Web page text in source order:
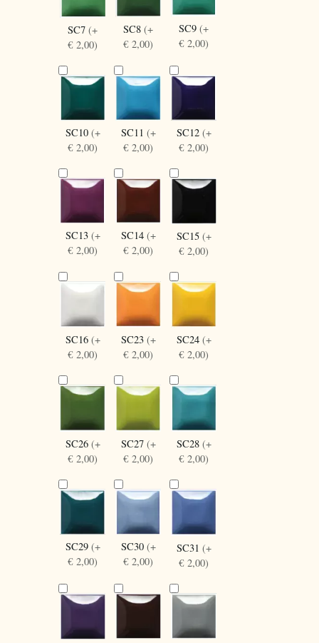
SC7(+
€ 2,00)
SC8(+
€ 2,00)
SC9(+
€ 2,00)
SC10 (+
€ 2,00)
SC11 (+
€ 2,00)
SC12 (+
€ 2,00)
SC13 (+
€ 2,00)
SC14 (+
€ 2,00)
SC15 (+
€ 2,00)
SC16 (+
€ 2,00)
SC23 (+
€ 2,00)
SC24 (+
€ 2,00)
SC26 (+
€ 2,00)
SC27 (+
€ 2,00)
SC28 (+
€ 2,00)
SC29 (+
€ 2,00)
SC30 (+
€ 2,00)
SC31 (+
€ 2,00)